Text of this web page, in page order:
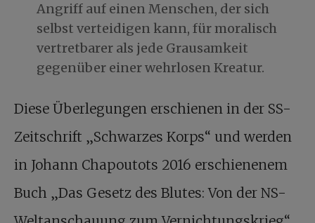
Angriff auf einen Menschen, der sich
selbst verteidigen kann, für moralisch
vertretbarer als jede Grausamkeit
gegenüber einer wehrlosen Kreatur.
Diese Überlegungen erschienen in der SS-
Zeitschrift „Schwarzes Korps“ und werden
in Johann Chapoutots 2016 erschienenem
Buch „Das Gesetz des Blutes: Von der NS-